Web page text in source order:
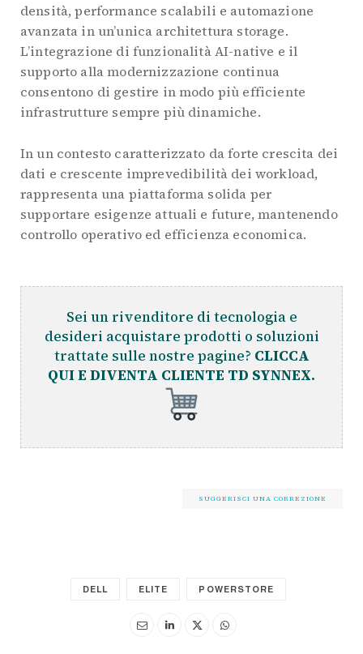
densità, performance scalabili e automazione
avanzata in un’unica architettura storage.
L’integrazione di funzionalità AI-native e il
supporto alla modernizzazione continua
consentono di gestire in modo più efficiente
infrastrutture sempre più dinamiche.
In un contesto caratterizzato da forte crescita dei
dati e crescente imprevedibilità dei workload,
rappresenta una piattaforma solida per
supportare esigenze attuali e future, mantenendo
controllo operativo ed efficienza economica.
Sei un rivenditore di tecnologia e
desideri acquistare prodotti o soluzioni
trattate sulle nostre pagine? CLICCA
QUI E DIVENTA CLIENTE TD SYNNEX.
SUGGERISCI UNA CORREZIONE
DELL ELITE POWERSTORE